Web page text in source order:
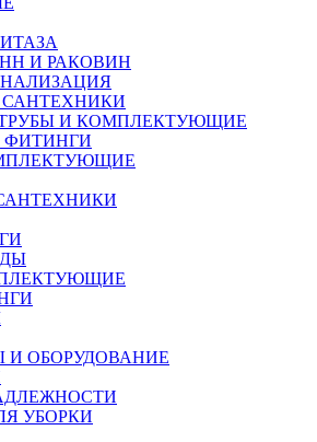
И РАКОВИН
И КОМПЛЕКТУЮЩИЕ
ФИТИНГИ
И ОБОРУДОВАНИЕ
УБОРКИ